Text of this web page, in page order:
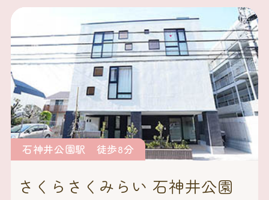
石神井公園駅 徒歩8分
さくらさくみらい 石神井公園